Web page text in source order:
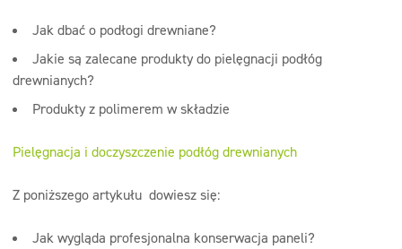
Jak dbać o podłogi drewniane?
Jakie są zalecane produkty do pielęgnacji podłóg
drewnianych?
Produkty z polimerem w składzie
Pielęgnacja i doczyszczenie podłóg drewnianych
Z poniższego artykułu dowiesz się:
Jak wygląda profesjonalna konserwacja paneli?